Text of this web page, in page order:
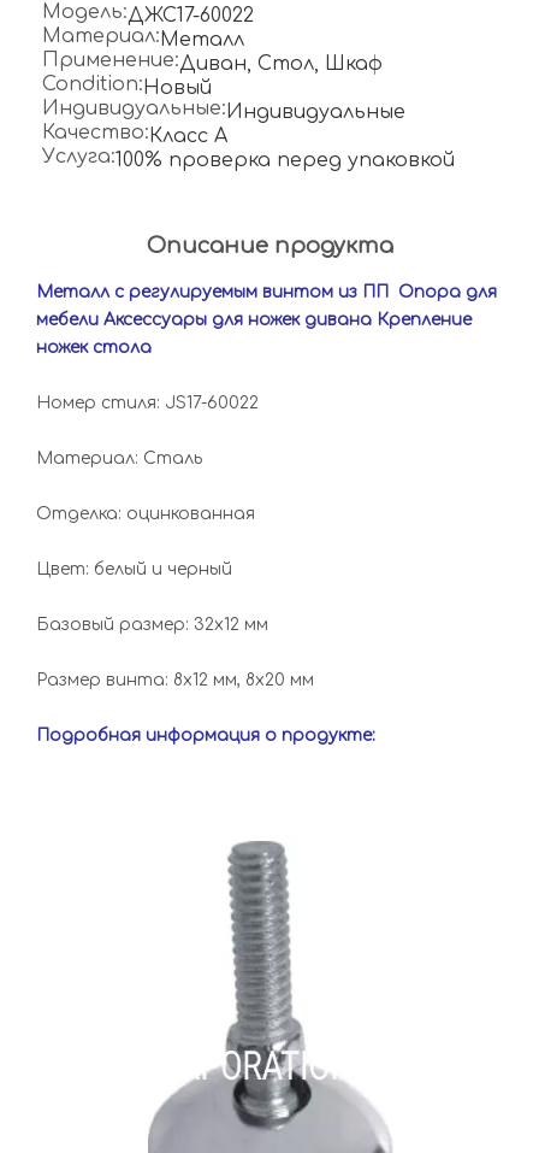
Модель:ДЖС17-60022
Материал:Металл
Применение:Диван, Стол, Шкаф
Condition:Новый
Индивидуальные: Индивидуальные
Качество:Класс А
Услуга: 100% проверка перед упаковкой
Описание продукта
Металл с регулируемым винтом из ПП Опора для
мебели Аксессуары для ножек дивана Крепление
ножек стола
Номер стиля: JS17-60022
Материал: Сталь
Отделка: оцинкованная
Цвет: белый и черный
Базовый размер: 32x12 мм
Размер винта: 8x12 мм, 8x20 мм
Подробная информация о продукте: